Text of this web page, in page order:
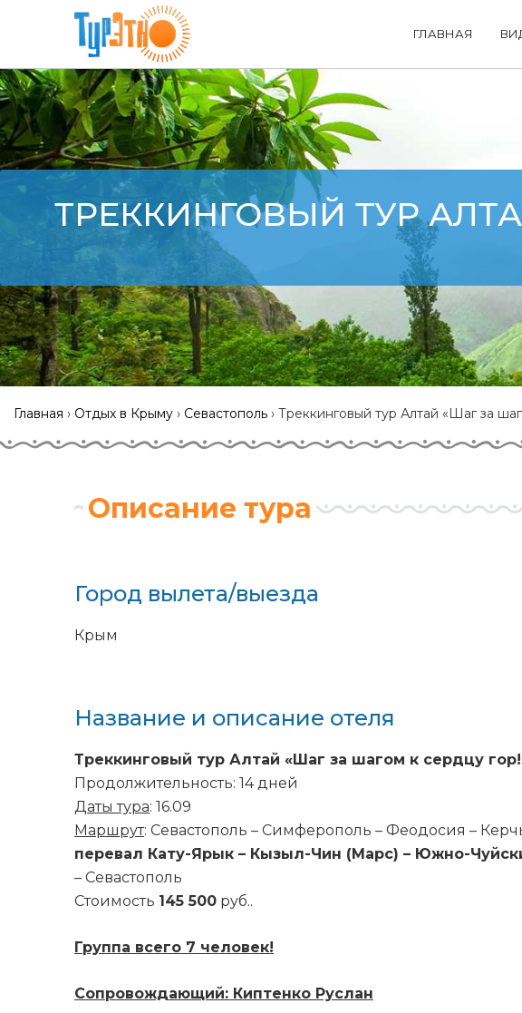
ГЛАВНАЯ
ТРЕККИНГОВЫЙ ТУР
Главная › Отдых в Крыму › Севастополь › Треккинговый тур Алтай «Шаг за
Описание тура
Город вылета/выезда
Крым
Название и описание отеля
Треккинговый тур Алтай «Шаг за шагом к сердцу
Продолжительность: 14 дней
Даты тура: 16.09
Маршрут: Севастополь – Симферополь – Феодосия –
перевал Кату-Ярык – Кызыл-Чин (Марс) – Южно-
– Севастополь
Стоимость 145 500 руб..
Группа всего 7 человек!
Сопровождающий: Киптенко Руслан